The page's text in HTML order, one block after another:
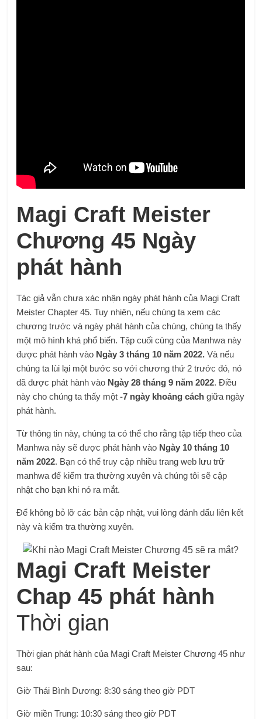
Magi Craft Meister
Chương 45 Ngày
phát hành
Tác giả vẫn chưa xác nhận ngày phát hành của Magi Craft
Meister Chapter 45. Tuy nhiên, nếu chúng ta xem các
chương trước và ngày phát hành của chúng, chúng ta thấy
một mô hình khá phổ biến. Tập cuối cùng của Manhwa này
được phát hành vào Ngày 3 tháng 10 năm 2022.Và nếu
chúng ta lùi lại một bước so với chương thứ 2 trước đó, nó
đã được phát hành vào Ngày 28 tháng 9 năm 2022. Điều
này cho chúng ta thấy một -7 ngày khoảng cách giữa ngày
phát hành.
Từ thông tin này, chúng ta có thể cho rằng tập tiếp theo của
Manhwa này sẽ được phát hành vào Ngày 10 tháng 10
năm 2022. Bạn có thể truy cập nhiều trang web lưu trữ
manhwa để kiểm tra thường xuyên và chúng tôi sẽ cập
nhật cho bạn khi nó ra mắt.
Để không bỏ lỡ các bản cập nhật, vui lòng đánh dấu liên kết
này và kiểm tra thường xuyên.
Magi Craft Meister
Chap 45 phát hành
Thời gian
Thời gian phát hành của Magi Craft Meister Chương 45 như
sau:
Giờ Thái Bình Dương: 8:30 sáng theo giờ PDT
Giờ miền Trung: 10:30 sáng theo giờ PDT